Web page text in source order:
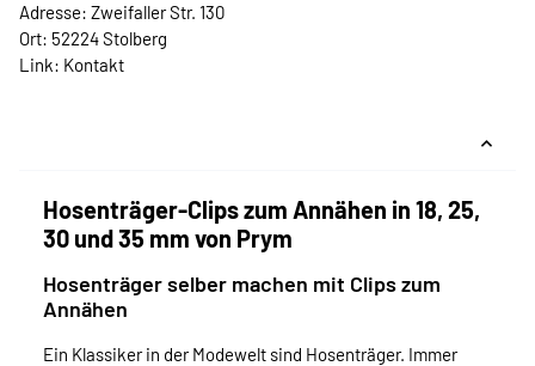
Adresse: Zweifaller Str. 130
Ort: 52224 Stolberg
Link: Kontakt
Hosenträger-Clips zum Annähen in 18, 25,
30 und 35 mm von Prym
Hosenträger selber machen mit Clips zum
Annähen
Ein Klassiker in der Modewelt sind Hosenträger. Immer